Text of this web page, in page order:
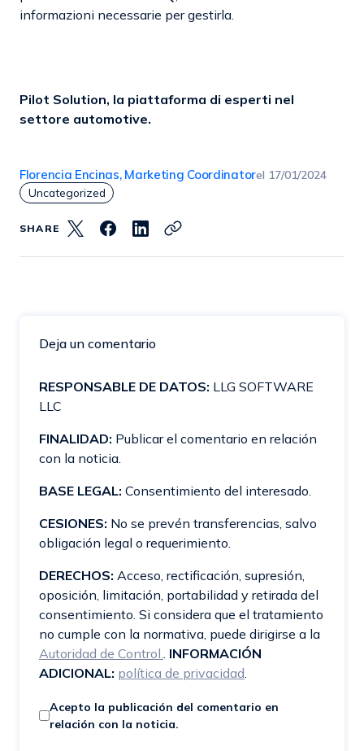
informazioni necessarie per gestirla.
Pilot Solution, la piattaforma di esperti nel
settore automotive.
Florencia Encinas, Marketing Coordinatorel 17/01/2024
Uncategorized
SHARE
Deja un comentario
RESPONSABLE DE DATOS: LLG SOFTWARE
LLC
FINALIDAD: Publicar el comentario en relación
con la noticia.
BASE LEGAL: Consentimiento del interesado.
CESIONES: No se prevén transferencias, salvo
obligación legal o requerimiento.
DERECHOS: Acceso, rectificación, supresión,
oposición, limitación, portabilidad y retirada del
consentimiento. Si considera que el tratamiento
no cumple con la normativa, puede dirigirse a la
Autoridad de Control. INFORMACIÓN
ADICIONAL: política de privacidad
Acepto la publicación del comentario en
relación con la noticia.